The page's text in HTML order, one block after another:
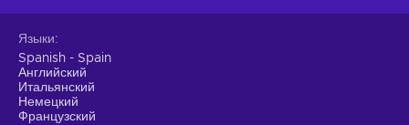
Языки
Spanish - Spain
Английский
Итальянский
Немецкий
Французский